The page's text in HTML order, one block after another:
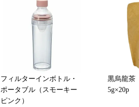
フィルターインボトル・
ポータブル（スモーキー
ピンク）
黒烏龍茶
5g×20p